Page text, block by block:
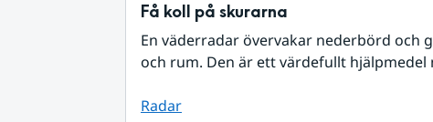
Få koll på skurarna
En väderradar övervakar nederbörd och
och rum. Den är ett värdefullt hjälpmedel
Radar